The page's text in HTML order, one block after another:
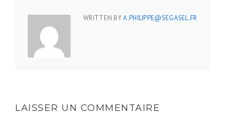
WRITTEN BYA.PHILIPPE@SEGASEL.FR
LAISSER UN COMMENTAIRE